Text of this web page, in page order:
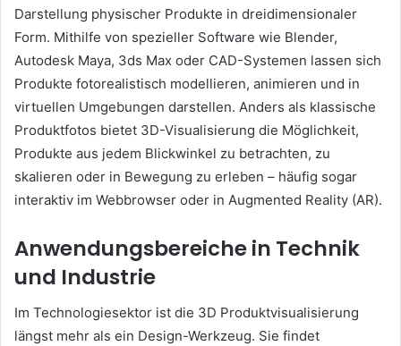
Darstellung physischer Produkte in dreidimensionaler
Form. Mithilfe von spezieller Software wie Blender,
Autodesk Maya, 3ds Max oder CAD-Systemen lassen sich
Produkte fotorealistisch modellieren, animieren und in
virtuellen Umgebungen darstellen. Anders als klassische
Produktfotos bietet 3D-Visualisierung die Möglichkeit,
Produkte aus jedem Blickwinkel zu betrachten, zu
skalieren oder in Bewegung zu erleben – häufig sogar
interaktiv im Webbrowser oder in Augmented Reality (AR).
Anwendungsbereiche in Technik
und Industrie
Im Technologiesektor ist die 3D Produktvisualisierung
längst mehr als ein Design-Werkzeug. Sie findet